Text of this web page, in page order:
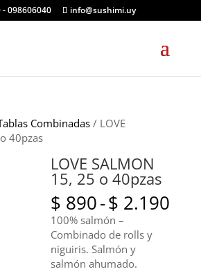
- 098606040 info@sushimi.uy
Combinadas/ LOVE
40pzas
LOVE SALMON
15, 25 o 40pzas
$ 890-$ 2.190
100% salmón –
Combinado de rolls y
niguiris. Salmón y
salmón ahumado.